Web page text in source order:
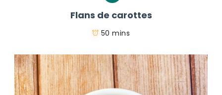
Flans de carottes
50 mins